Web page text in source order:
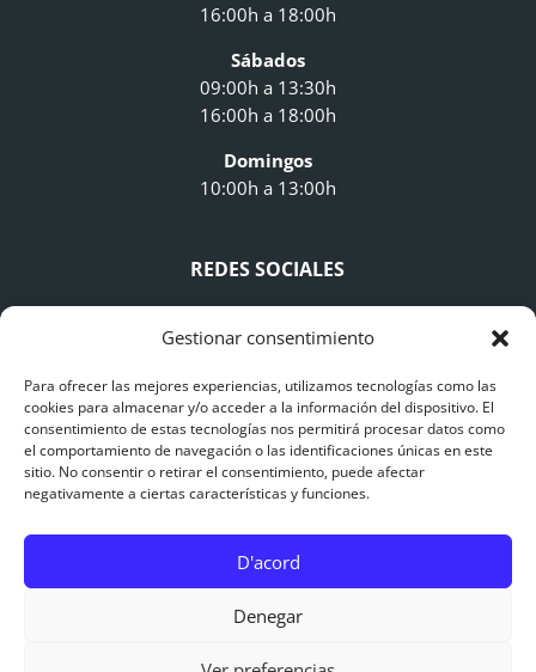
Gestionar consentimiento
Para ofrecer las mejores experiencias, utilizamos tecnologías como las
cookies para almacenar y/o acceder a la información del dispositivo. El
consentimiento de estas tecnologías nos permitirá procesar datos como
el comportamiento de navegación o las identificaciones únicas en este
sitio. No consentir o retirar el consentimiento, puede afectar
negativamente a ciertas características y funciones.
D'acord
Denegar
16:00h a 18:00h
Sábados
09:00h a 13:30h
16:00h a 18:00h
Domingos
10:00h a 13:00h
REDES SOCIALES
AVISO LEGAL
Avís Legal
Polítiques de Cookies